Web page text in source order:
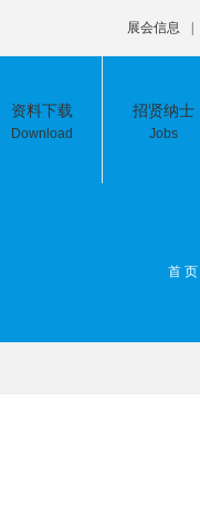
展会信息
资料下载
Download
招贤纳士
Jobs
首 页